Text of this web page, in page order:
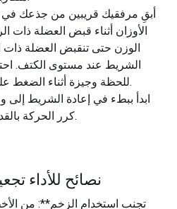
أبقِ مرفقيك قريبين من جذعك في
الأوزان أثناء قبض العضلة ذات
الوزن حتى تنقبض العضلة ذات
الشريط عند مستوى الكتف.
للحظة وجيزة أثناء الضغط على العضلة ذات الرأسين.
ابدأ ببطء في إعادة الشريط إلى
كرر الحركة بالقدر المحدد من التكرارات.
نصائح للأداء